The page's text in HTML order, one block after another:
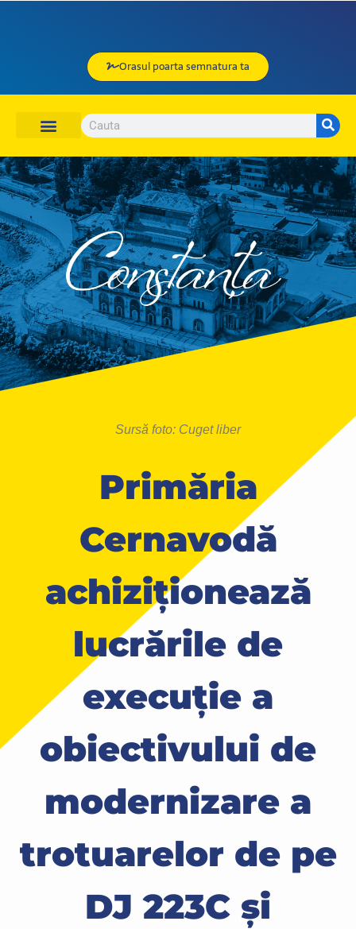
Orasul poarta semnatura ta
Sursă foto: Cuget liber
Primăria
Cernavodă
achiziționează
lucrările de
execuție a
obiectivului de
modernizare a
trotuarelor de pe
DJ 223C și